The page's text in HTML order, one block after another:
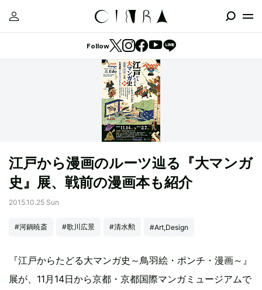
Follow
江戸から漫画のルーツ辿る『大マンガ
史』展、戦前の漫画本も紹介
2015.10.25 Sun
#河鍋暁斎 #歌川広景 #清水勲 #Art,Design
『江戸からたどる大マンガ史～鳥羽絵・ポンチ・漫画～』
展が、11月14日から京都・京都国際マンガミュージアムで